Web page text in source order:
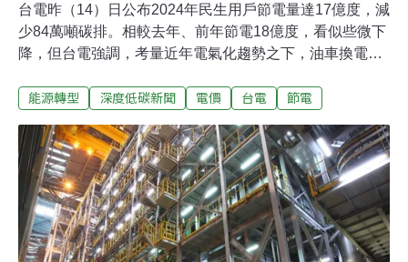
台電昨（14）日公布2024年民生用戶節電量達17億度，減
少84萬噸碳排。相較去年、前年節電18億度，看似些微下
降，但台電強調，考量近年電氣化趨勢之下，油車換電
沒有特別低。節電獎勵你參加了嗎？ 2024年民生省下17
國住宅及國中小學節電達17億度，約等於42萬戶家戶整年
用電量，減少約84萬公噸碳排放。台電總共發出近14億元
節電獎勵金。台電總經理王耀庭指出，隨著企業成長與電
氣化趨勢，用電需求跟著升高，為了達成淨零目標，節電
成為第一要務。王耀庭解釋，家庭用戶多，難以家家都觸
及，台電透過大小活動或是校園推廣節電，將普羅大眾
能源轉型 深度低碳新聞 電價 台電 節電